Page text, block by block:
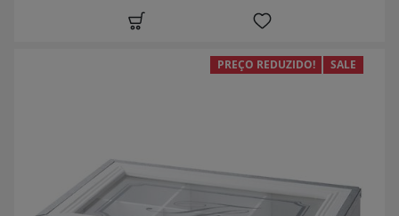
PREÇO REDUZIDO! SALE